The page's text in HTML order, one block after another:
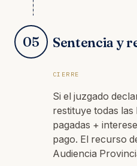
05 Sentencia y
CIERRE
Si el juzgado
restituye todas las
pagadas +
pago. El recurso
Audiencia